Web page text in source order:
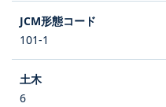
101-1
6